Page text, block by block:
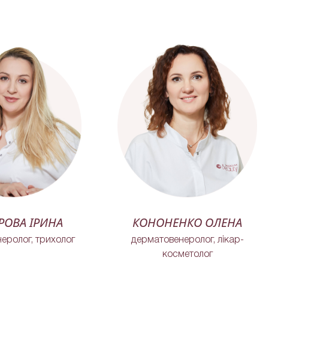
ІРИНА
трихолог
КОНОНЕНКО ОЛЕНА
дерматовенеролог, лікар-
косметолог